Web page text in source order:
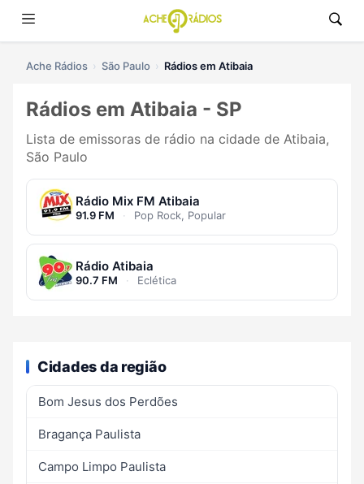
Ache Rádios São Paulo Rádios em Atibaia
Rádios em Atibaia - SP
Lista de emissoras de rádio na cidade de Atibaia,
São Paulo
Rádio Mix FM Atibaia
91.9 FM · Pop Rock, Popular
Rádio Atibaia
90.7 FM · Eclética
Cidades da região
Bom Jesus dos Perdões
Bragança Paulista
Campo Limpo Paulista